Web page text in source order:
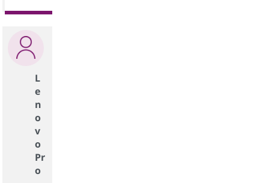
L
e
n
o
v
o
Pr
o